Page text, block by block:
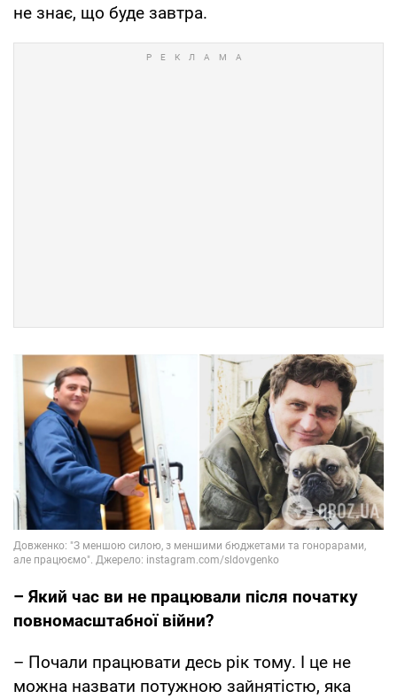
не знає, що буде завтра.
– Який час ви не працювали після початку
повномасштабної війни?
– Почали працювати десь рік тому. І це не
можна назвати потужною зайнятістю, яка